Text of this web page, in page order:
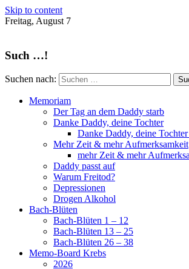
Skip to content
Freitag, August 7
Such …!
Suchen nach:
Memoriam
Der Tag an dem Daddy starb
Danke Daddy, deine Tochter
Danke Daddy, deine
Mehr Zeit & mehr Aufmerksamkeit
mehr Zeit & mehr
Daddy passt auf
Warum Freitod?
Depressionen
Drogen Alkohol
Bach-Blüten
Bach-Blüten 1 – 12
Bach-Blüten 13 – 25
Bach-Blüten 26 – 38
Memo-Board Krebs
2026